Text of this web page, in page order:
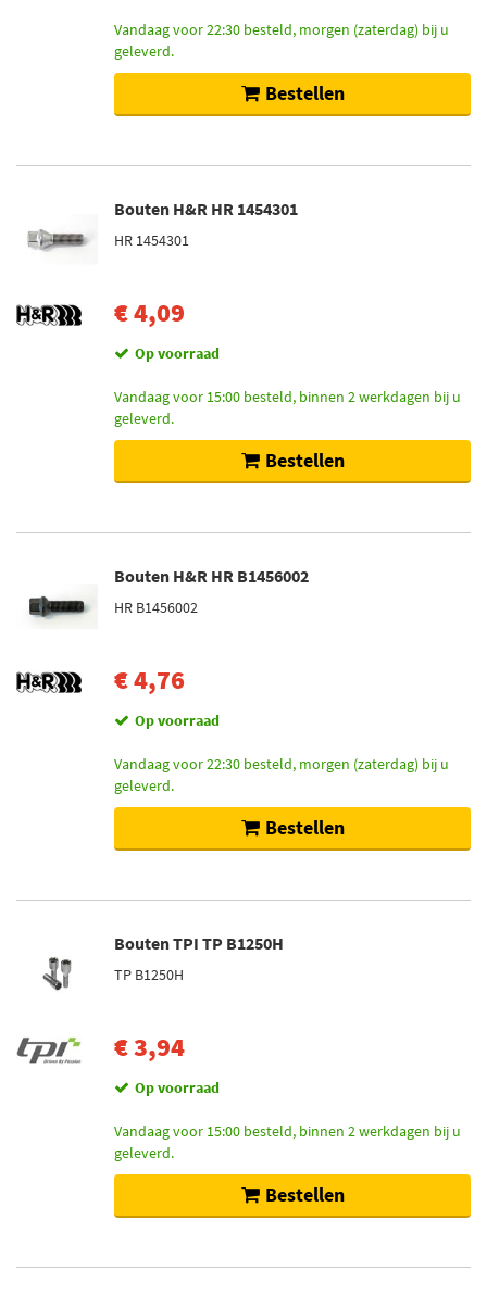
Vandaag voor 22:30 besteld, morgen (zaterdag) bij u
geleverd.
Bestellen
Bouten H&R HR 1454301
HR 1454301
€ 4,09
Op voorraad
Vandaag voor 15:00 besteld, binnen 2 werkdagen bij u
geleverd.
Bestellen
Bouten H&R HR B1456002
HR B1456002
€ 4,76
Op voorraad
Vandaag voor 22:30 besteld, morgen (zaterdag) bij u
geleverd.
Bestellen
Bouten TPI TP B1250H
TP B1250H
€ 3,94
Op voorraad
Vandaag voor 15:00 besteld, binnen 2 werkdagen bij u
geleverd.
Bestellen